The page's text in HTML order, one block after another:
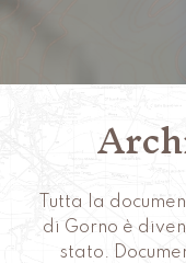
Tutta la
di Gorno è
stato.